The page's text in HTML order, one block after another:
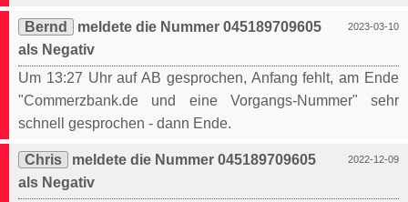
2023-03-10
Bernd
meldete die Nummer 045189709605
als Negativ
Um 13:27 Uhr auf AB gesprochen, Anfang fehlt, am Ende
"Commerzbank.de und eine Vorgangs-Nummer" sehr
schnell gesprochen - dann Ende.
2022-12-09
Chris
meldete die Nummer 045189709605
als Negativ